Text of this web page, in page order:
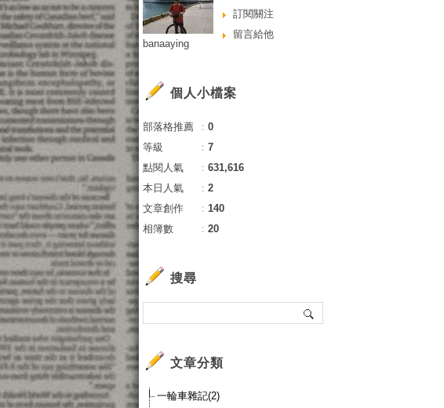
訂閱關注
留言給他
banaaying
個人小檔案
部落格推薦 ： 0
等級
： 7
點閱人氣
： 631,616
本日人氣
： 2
文章創作
： 140
相簿數
： 20
搜尋
文章分類
一輪車雜記(2)